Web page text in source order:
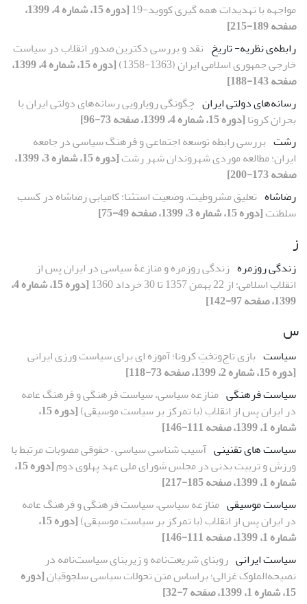
مواجهه با تهدیدات همه گیری کووید-19
[دوره 15، شماره 4، 1399،
صفحه 189-215]
رابطه‌ی نظریه- تاریخ نقد و بررسی دکترین صدور انقلاب در سیاست
خارجی جمهوری اسلامی ایران (1363-1358)
[دوره 15، شماره 4، 1399،
صفحه 143-188]
رسانه‌های دولتی ایران چگونگی رویارویی رسانه‌های دولتی ایران با
بحران کرونا[دوره 15، شماره 4، 1399، صفحه 73-96]
رشت بررسی رابطه توسعه اجتماعی و فرهنگ سیاسی در جامعه
ایران؛ مطالعه موردی شهروندان شهر رشت
[دوره 15، شماره 3، 1399،
صفحه 173-200]
رضاشاه تعلیق مشروطیت، وضعیت استثنا؛ کامیابی رضاشاه در کسب
سلطنت[دوره 15، شماره 3، 1399، صفحه 49-75]
ز
زندگی روزمره زندگی روزمره و منازعۀ سیاسی در ایران پس از
انقلاب اسلامی؛ از 22 بهمن 1357 تا 30 خرداد 1360
[دوره 15، شماره 4،
1399، صفحه 97-142]
س
سیاست بازی تاج‌وتختِ کرونا؛ آموزه ای برای سیاست ورزی ایرانی
[دوره 15، شماره 2، 1399، صفحه 73-118]
سیاست فرهنگی منازعه سیاسی، سیاست فرهنگی و فرهنگ عامه
در ایران پس از انقلاب (با تمرکز بر سیاست موسیقی)
[دوره 15،
شماره 1، 1399، صفحه 111-146]
سیاست های تقنینی آسیب شناسی سیاسی – حقوقی مصوبات مرتبط با
ورزش و تربیت بدنی در مجلس شورای ملی عهد پهلوی دوم
[دوره 15،
شماره 1، 1399، صفحه 185-217]
سیاست موسیقی منازعه سیاسی، سیاست فرهنگی و فرهنگ عامه
در ایران پس از انقلاب (با تمرکز بر سیاست موسیقی)
[دوره 15،
شماره 1، 1399، صفحه 111-146]
سیاست ایرانی روبنای شریعت‌‌نامه و زیربنای سیاست‌‌نامه در
نصیحه‌‌الملوک غزالی؛ براساس متن تحولات سیاسی سلجوقیان[دوره
15، شماره 1، 1399، صفحه 7-32]